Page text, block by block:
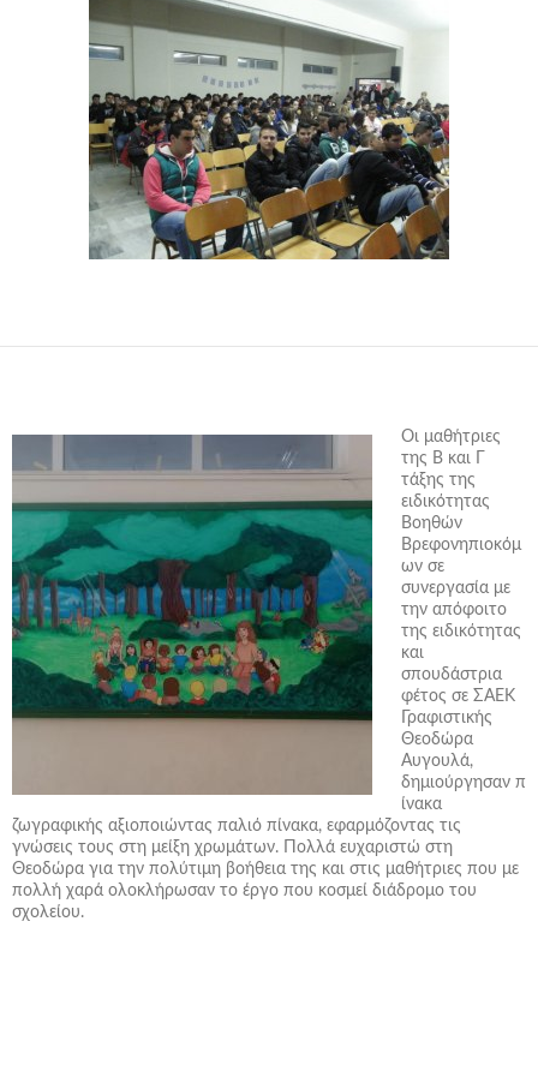
Οι μαθήτριες
της Β και Γ
τάξης της
ειδικότητας
Βοηθών
Βρεφονηπιοκόμ
ων σε
συνεργασία με
την απόφοιτο
της ειδικότητας
και
σπουδάστρια
φέτος σε ΣΑΕΚ
Γραφιστικής
Θεοδώρα
Αυγουλά,
δημιούργησαν π
ίνακα
ζωγραφικής αξιοποιώντας παλιό πίνακα, εφαρμόζοντας τις
γνώσεις τους στη μείξη χρωμάτων. Πολλά ευχαριστώ στη
Θεοδώρα για την πολύτιμη βοήθεια της και στις μαθήτριες που με
πολλή χαρά ολοκλήρωσαν το έργο που κοσμεί διάδρομο του
σχολείου.